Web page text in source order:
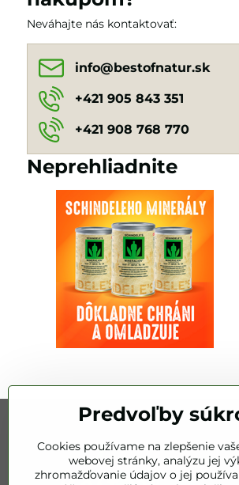
Neváhajte nás kontaktovať:
info​@bestofnatur​.sk
+421 905 843 351
+421 908 768 770
Neprehliadnite
Predvoľby
Cookies používame na zlepšenie
webovej stránky, analýzu jej
zhromažďovanie údajov o jej